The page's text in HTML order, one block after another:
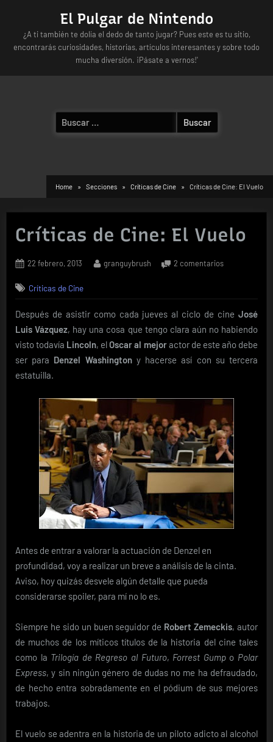
content
El Pulgar de Nintendo
¿A ti también te dolía el dedo de tanto jugar? Pues este es tu sitio,
encontrarás curiosidades, historias, artículos interesantes y sobre todo
mucha diversión. ¡Pásate a vernos!'
Buscar:
Home Secciones Críticas de Cine Críticas de Cine: El Vuelo
Críticas de Cine: El Vuelo
Posted
22 febrero, 2013 By
granguybrush 2 comentariosen
Cine:
El
Vuelo
Críticas de Cine
Después de asistir como cada jueves al ciclo de cine José
Luis Vázquez, hay una cosa que tengo clara aún no habiendo
visto todavía Lincoln, elOscar al mejoractor de este año debe
ser para Denzel Washingtony hacerse así con su tercera
estatuilla.
Antes de entrar a valorar la actuación de Denzel en
profundidad, voy a realizar un breve a análisis de la cinta.
Aviso, hoy quizás desvele algún detalle que pueda
considerarse spoiler, para mí no lo es.
Siempre he sido un buen seguidor de Robert Zemeckis, autor
de muchos de los míticos títulos de la historia del cine tales
como la Trilogía de Regreso al Futuro, Forrest Gumpo Polar
Express, y sin ningún género de dudas no me ha defraudado,
de hecho entra sobradamente en el pódium de sus mejores
trabajos.
El vuelo se adentra en la historia de un piloto adicto al alcohol